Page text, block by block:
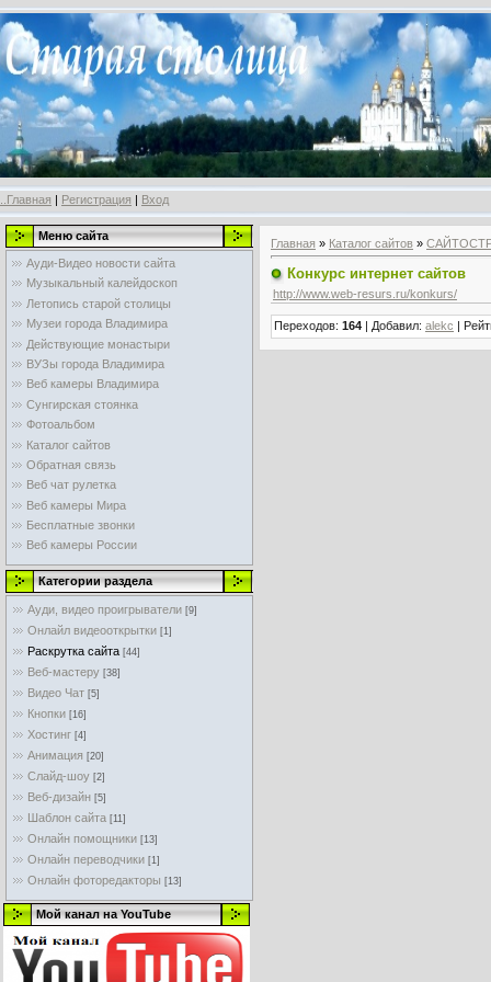
..Главная | Регистрация | Вход
Меню сайта
Ауди-Видео новости сайта
Музыкальный калейдоскоп
Летопись старой столицы
Музеи города Владимира
Действующие монастыри
ВУЗы города Владимира
Веб камеры Владимира
Сунгирская стоянка
Фотоальбом
Каталог сайтов
Обратная связь
Веб чат рулетка
Веб камеры Мира
Бесплатные звонки
Веб камеры России
Категории раздела
Ауди, видео проигрыватели [9]
Онлайл видеооткрытки [1]
Раскрутка сайта [44]
Веб-мастеру [38]
Видео Чат [5]
Кнопки [16]
Хостинг [4]
Анимация [20]
Слайд-шоу [2]
Веб-дизайн [5]
Шаблон сайта [11]
Онлайн помощники [13]
Онлайн переводчики [1]
Онлайн фоторедакторы [13]
Мой канал на YouTube
Главная » Каталог сайтов »
Конкурс интернет сайтов
http://www.web-resurs.ru/konkurs/
Переходов: 164 | Добавил: alekc |